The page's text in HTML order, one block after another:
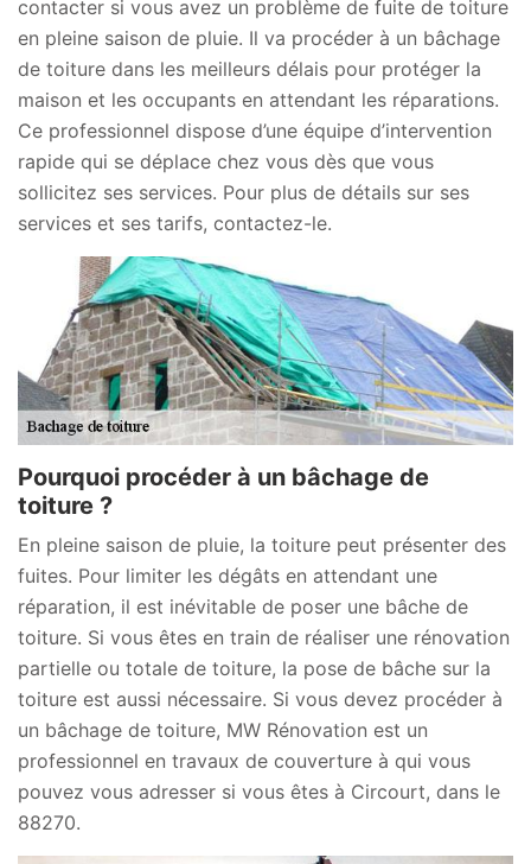
contacter si vous avez un problème de fuite de toiture
en pleine saison de pluie. Il va procéder à un bâchage
de toiture dans les meilleurs délais pour protéger la
maison et les occupants en attendant les réparations.
Ce professionnel dispose d’une équipe d’intervention
rapide qui se déplace chez vous dès que vous
sollicitez ses services. Pour plus de détails sur ses
services et ses tarifs, contactez-le.
Pourquoi procéder à un bâchage de
toiture ?
En pleine saison de pluie, la toiture peut présenter des
fuites. Pour limiter les dégâts en attendant une
réparation, il est inévitable de poser une bâche de
toiture. Si vous êtes en train de réaliser une rénovation
partielle ou totale de toiture, la pose de bâche sur la
toiture est aussi nécessaire. Si vous devez procéder à
un bâchage de toiture, MW Rénovation est un
professionnel en travaux de couverture à qui vous
pouvez vous adresser si vous êtes à Circourt, dans le
88270.